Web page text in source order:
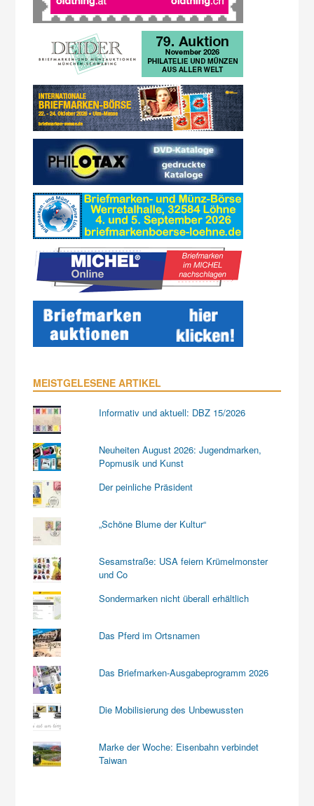
MEISTGELESENE ARTIKEL
Informativ und aktuell: DBZ 15/2026
Neuheiten August 2026: Jugendmarken,
Popmusik und Kunst
Der peinliche Präsident
„Schöne Blume der Kultur“
Sesamstraße: USA feiern Krümelmonster
und Co
Sondermarken nicht überall erhältlich
Das Pferd im Ortsnamen
Das Briefmarken-Ausgabeprogramm 2026
Die Mobilisierung des Unbewussten
Marke der Woche: Eisenbahn verbindet
Taiwan